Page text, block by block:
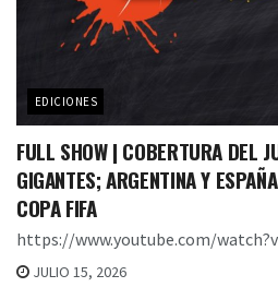
EDICIONES
FULL SHOW | COBERTURA DEL
GIGANTES; ARGENTINA Y
COPA FIFA
https://www.youtube.com/
JULIO 15, 2026